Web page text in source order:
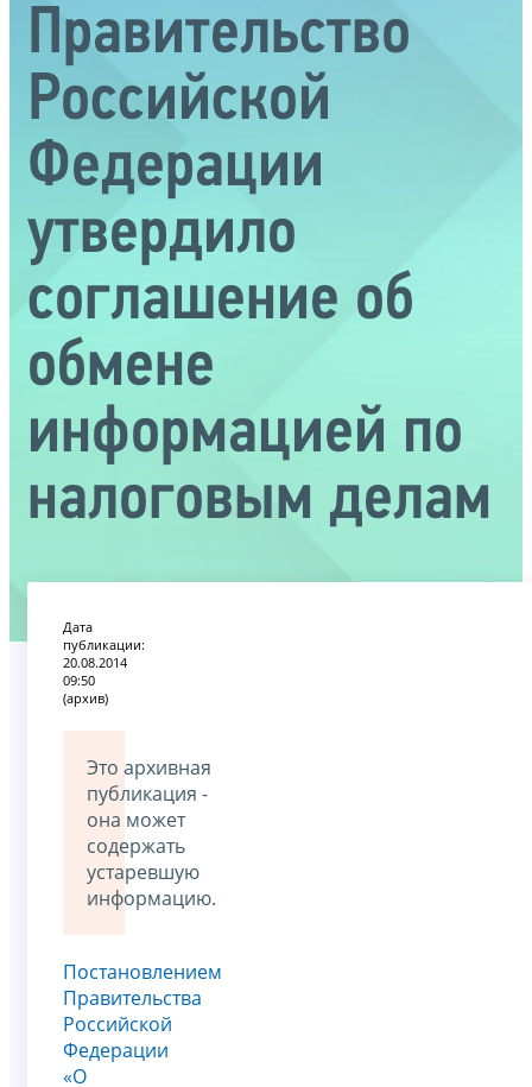
Правительство
Российской
Федерации
утвердило
соглашение об
обмене
информацией по
налоговым делам
Дата
публикации:
20.08.2014
09:50
(архив)
Это архивная
публикация -
она может
содержать
устаревшую
информацию.
Постановлением
Правительства
Российской
Федерации
«О